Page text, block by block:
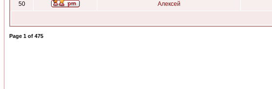
50 Алексей
Page 1 of 475